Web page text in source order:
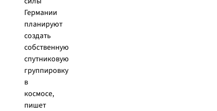
Германии
планируют
создать
собственную
спутниковую
группировку
в
космосе,
пишет